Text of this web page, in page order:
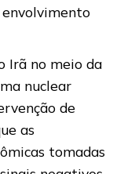
Irã no meio da
nuclear
de
as
tomadas